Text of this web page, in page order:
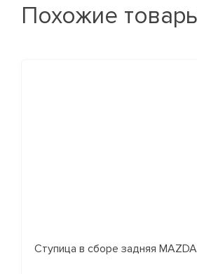
Похожие
Ступица в сборе задняя